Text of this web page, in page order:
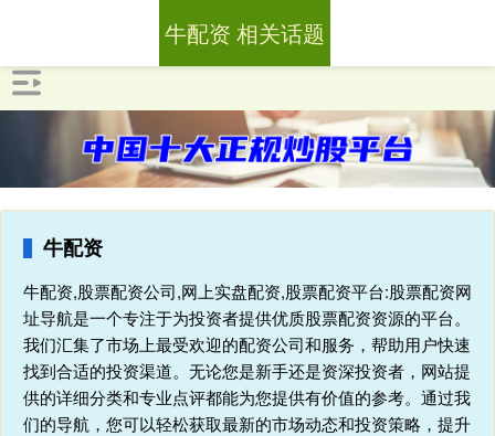
牛配资
牛配资,股票配资公司,网上实盘配资,股票配资平台:股票配资网
址导航是一个专注于为投资者提供优质股票配资资源的平台。
我们汇集了市场上最受欢迎的配资公司和服务，帮助用户快速
找到合适的投资渠道。无论您是新手还是资深投资者，网站提
供的详细分类和专业点评都能为您提供有价值的参考。通过我
们的导航，您可以轻松获取最新的市场动态和投资策略，提升
牛配资 相关话题